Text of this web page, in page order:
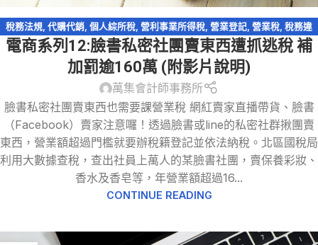
稅務法規 代購代銷 個人綜所稅 營利事業所得稅 營業登記 營業稅 稅務違
章, 網路交易課稅,網路拍賣,網路購物,電商系列
電商系列12:臉書私密社團賣東西遭抓逃稅 補
加罰逾160萬 (附影片說明)
萬集會計師事務所
臉書私密社團賣東西也需要課營業稅 網紅賣家直播帶貨、臉書
（Facebook）賣家注意囉！透過臉書或line的私密社群揪團賣
東西，營業額超過門檻就要辦稅籍登記並依法納稅。北區國稅局
利用大數據查稅，查出社員上萬人的某臉書社團，賣保養彩妝、
香水及香皂等，年營業額超過16...
CONTINUE READING